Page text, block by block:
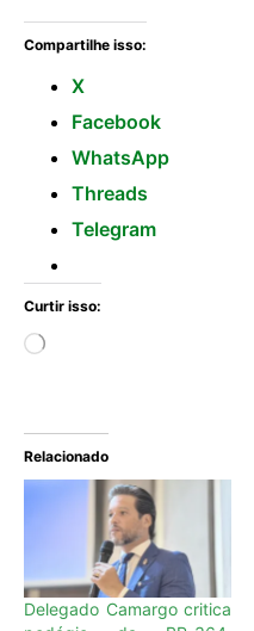
Compartilhe isso:
X
Facebook
WhatsApp
Threads
Telegram
Curtir isso:
Relacionado
Delegado Camargo critica